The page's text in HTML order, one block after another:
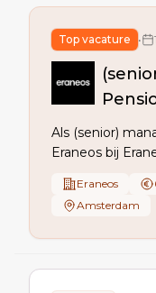
Top vacature •
Als (senior)
Eraneos bij
directie over
ontwikkel je
Eraneos
Amsterdam